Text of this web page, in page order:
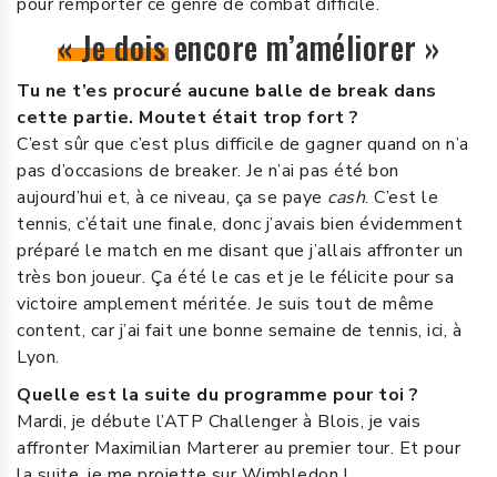
« Je dois encore m’améliorer »
Tu ne t’es procuré aucune balle de break dans
cette partie. Moutet était trop fort ?
C’est sûr que c’est plus difficile de gagner quand on n’a
pas d’occasions de breaker. Je n’ai pas été bon
aujourd’hui et, à ce niveau, ça se paye cash. C’est le
tennis, c’était une finale, donc j’avais bien évidemment
préparé le match en me disant que j’allais affronter un
très bon joueur. Ça été le cas et je le félicite pour sa
victoire amplement méritée. Je suis tout de même
content, car j’ai fait une bonne semaine de tennis, ici, à
Lyon.
Quelle est la suite du programme pour toi ?
Mardi, je débute l’ATP Challenger à Blois, je vais
affronter Maximilian Marterer au premier tour. Et pour